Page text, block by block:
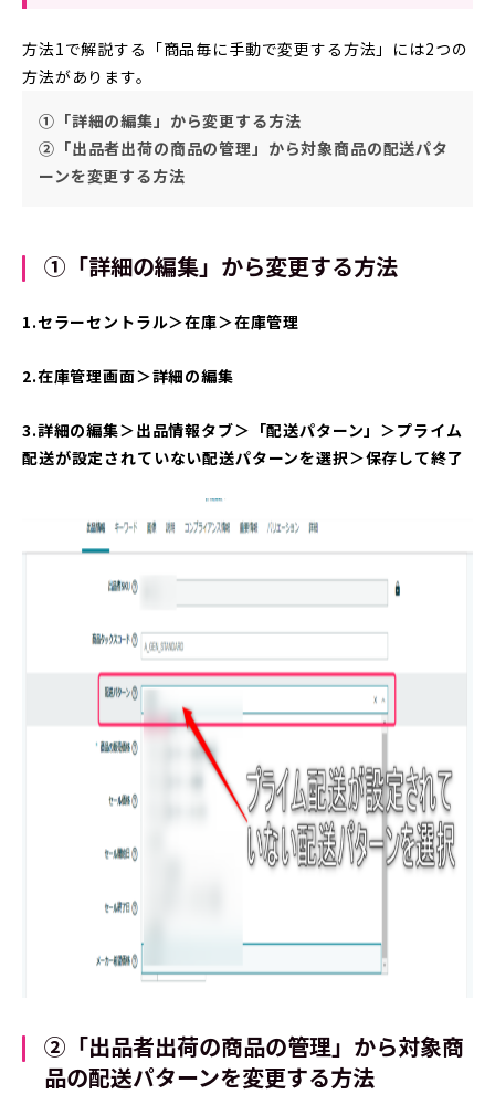
方法1で解説する「商品毎に手動で変更する方法」には2つの
方法があります。
①「詳細の編集」から変更する方法
②「出品者出荷の商品の管理」から対象商品の配送パタ
ーンを変更する方法
①「詳細の編集」から変更する方法
1.セラーセントラル＞在庫＞在庫管理
2.在庫管理画面＞詳細の編集
3.詳細の編集＞出品情報タブ＞「配送パターン」＞プライム
配送が設定されていない配送パターンを選択＞保存して終了
②「出品者出荷の商品の管理」から対象商
品の配送パターンを変更する方法